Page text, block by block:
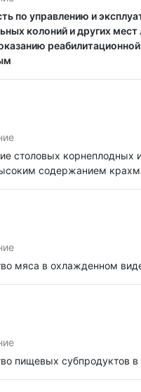
по управлению и
колоний и других
столовых корнеплодных
содержанием
мяса в охлажденном
пищевых субпродуктов